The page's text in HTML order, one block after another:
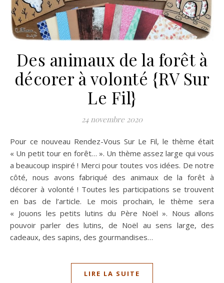
Des animaux de la forêt à
décorer à volonté {RV Sur
Le Fil}
24 novembre 2020
Pour ce nouveau Rendez-Vous Sur Le Fil, le thème était
« Un petit tour en forêt… ». Un thème assez large qui vous
a beaucoup inspiré ! Merci pour toutes vos idées. De notre
côté, nous avons fabriqué des animaux de la forêt à
décorer à volonté ! Toutes les participations se trouvent
en bas de l’article. Le mois prochain, le thème sera
« Jouons les petits lutins du Père Noël ». Nous allons
pouvoir parler des lutins, de Noël au sens large, des
cadeaux, des sapins, des gourmandises…
LIRE LA SUITE